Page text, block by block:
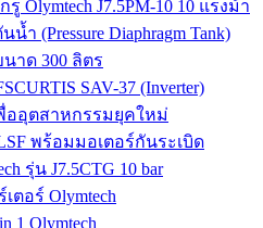
Olymtech J7.5PM-10 10 แรงม้า
ำ (Pressure Diaphragm Tank)
นาด 300 ลิตร
SAV-37 (Inverter)
ออุตสาหกรรมยุคใหม่
พร้อมมอเตอร์กันระเบิด
รุ่น J7.5CTG 10 bar
ตอร์ Olymtech
1 Olymtech